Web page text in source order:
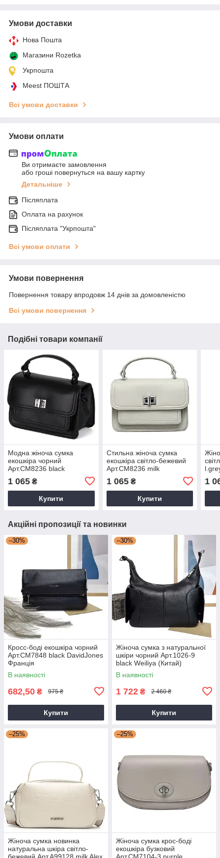
Умови доставки
Нова Пошта
Магазини Rozetka
Укрпошта
Meest ПОШТА
Всі умови доставки
Умови оплати
Ви отримаєте замовлення
або гроші повернуться на вашу картку
Детальніше
Післяплата
Оплата на рахунок
Післяплата "Укрпошта"
Всі умови оплати
Умови повернення
Повернення товару впродовж 14 днів за домовленістю
Всі умови повернення
Подібні товари компанії
Модна жіноча сумка
екошкіра чорний
Арт.CM8236 black
1 065 ₴
Купити
Стильна жіноча сумка
екошкіра світло-бежевий
Арт.CM8236 milk
1 065₴
Купити
1
Акційні пропозиції та новинки
–30%
Кросс-боді екошкіра чорний
Арт.CM7848 black DavidJones
Франція
В наявності
682,50 ₴ 975 ₴
Купити
–30%
Жіноча сумка з натуральної
шкіри чорний Арт.1026-9
black Weiliya (Китай)
В наявності
1 722 ₴ 2 460 ₴
Купити
–25%
Жіноча сумка новинка
натуральна шкіра світло-
–25%
Жіноча сумка крос-боді
екошкіра бузковий